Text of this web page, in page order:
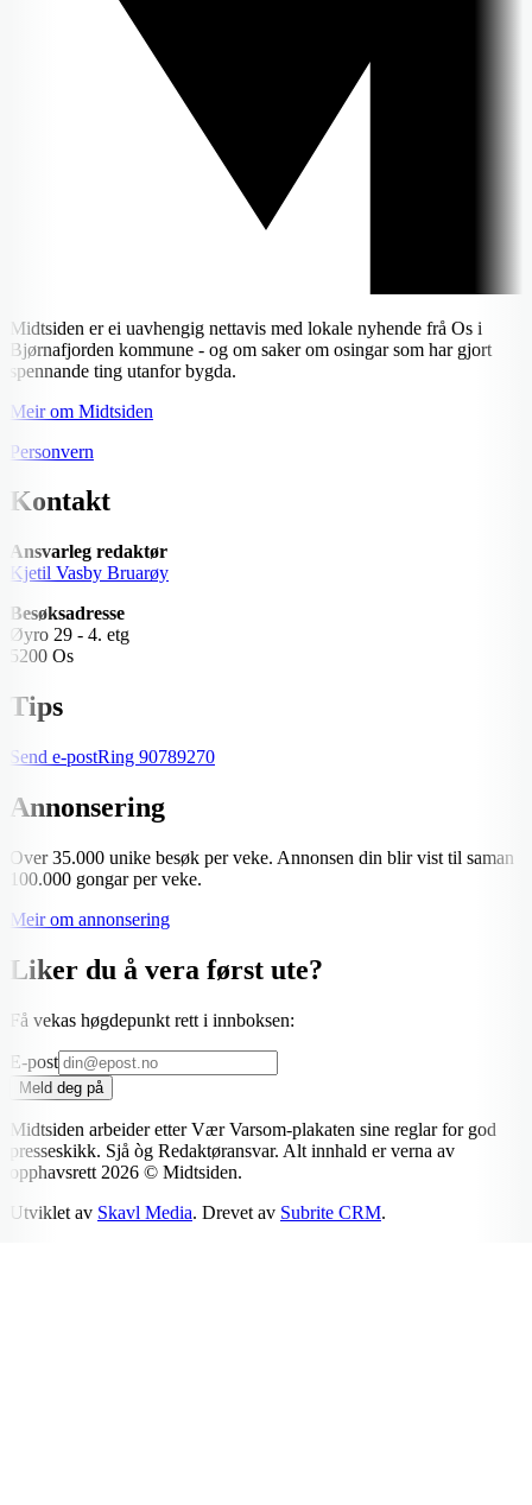
Midtsiden er ei uavhengig nettavis med lokale nyhende frå Os i
Bjørnafjorden kommune - og om saker om osingar som har gjort
spennande ting utanfor bygda.
Meir om Midtsiden
Personvern
Kontakt
Ansvarleg redaktør
Kjetil Vasby Bruarøy
Besøksadresse
Øyro 29 - 4. etg
5200 Os
Tips
Send e-postRing 90789270
Annonsering
Over 35.000 unike besøk per veke. Annonsen din blir vist til saman
100.000 gongar per veke.
Meir om annonsering
Liker du å vera først ute?
Få vekas høgdepunkt rett i innboksen:
E-post
Meld deg på
Midtsiden arbeider etter Vær Varsom-plakaten sine reglar for god
presseskikk. Sjå òg Redaktøransvar. Alt innhald er verna av
opphavsrett 2026 © Midtsiden.
Utviklet av Skavl Media. Drevet av Subrite CRM.